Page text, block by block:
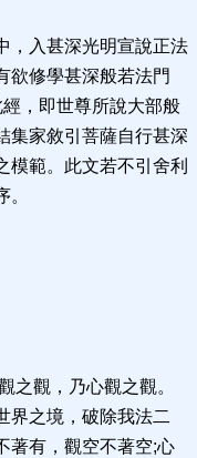
，入甚深光明宣說正法
欲修學甚深般若法門
，即世尊所說大部般
集家敘引菩薩自行甚深
模範。此文若不引舍利
之觀，乃心觀之觀。
界之境，破除我法二
著有，觀空不著空;心